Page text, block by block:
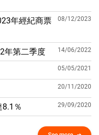
年經紀商票
08/12/2023
年第二季度 14/06/2022
05/05/2021
20/11/2020
％ 29/09/2020